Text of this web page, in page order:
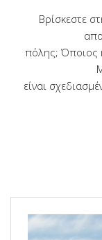
Βρίσκεστε
πόλης; Όποιος
είναι